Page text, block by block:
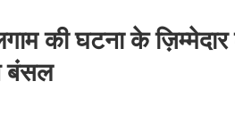
की घटना के
बंसल